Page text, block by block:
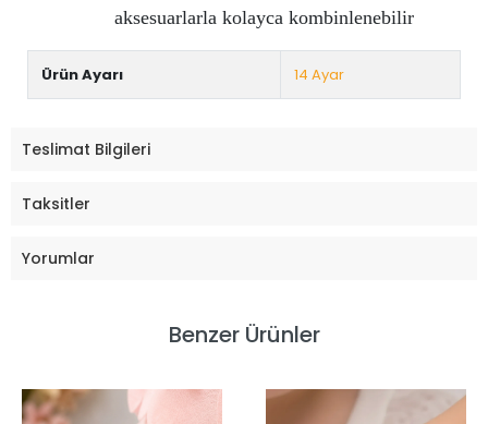
aksesuarlarla kolayca kombinlenebilir
Ürün Ayarı 14 Ayar
Teslimat Bilgileri
Taksitler
Yorumlar
Benzer Ürünler